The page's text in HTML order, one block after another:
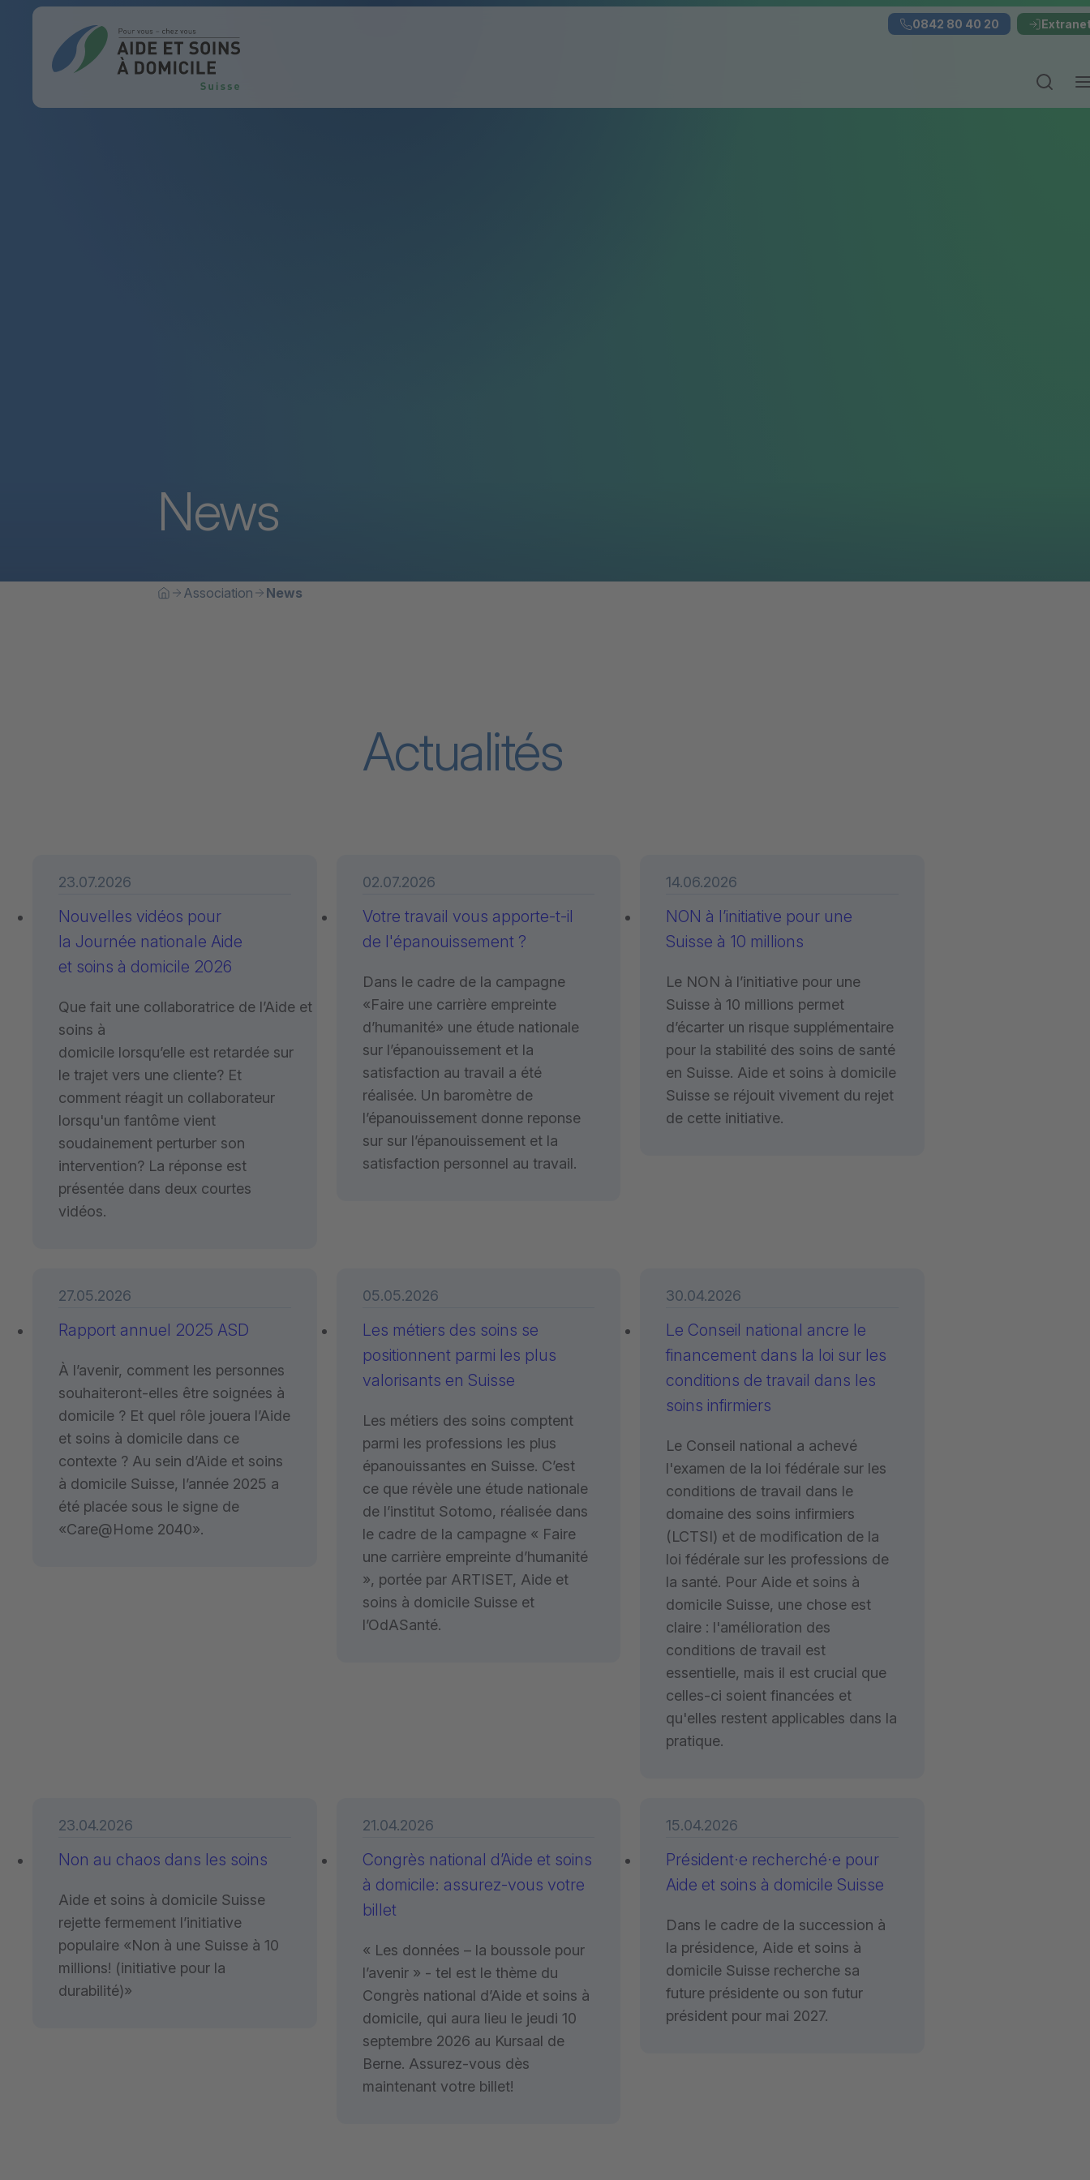
0842 80 40 20
Ouvrir
News
Breadcrumb
Vous êtes ici:
HomeAssociation News
Actualités
Nouvelles vidéos pour
la Journée nationale Aide
et soins à domicile 2026
23.07.2026
Que fait une collaboratrice de l’Aide et
soins à
domicile lorsqu’elle est retardée sur
le trajet vers une cliente? Et
comment réagit un collaborateur
lorsqu'un fantôme vient
soudainement perturber son
intervention? La réponse est
présentée dans deux courtes
vidéos.
Votre travail vous apporte-t-il
de l'épanouissement ?
02.07.2026
Dans le cadre de la campagne
«Faire une carrière empreinte
d’humanité» une étude nationale
sur l’épanouissement et la
satisfaction au travail a été
réalisée. Un baromètre de
l’épanouissement donne reponse
sur sur l’épanouissement et la
satisfaction personnel au travail.
NON à l’initiative pour une
Suisse à 10 millions
14.06.2026
Le NON à l’initiative pour une
Suisse à 10 millions permet
d’écarter un risque supplémentaire
pour la stabilité des soins de santé
en Suisse. Aide et soins à domicile
Suisse se réjouit vivement du rejet
de cette initiative.
Rapport annuel 2025 ASD
27.05.2026
À l’avenir, comment les personnes
souhaiteront-elles être soignées à
domicile ? Et quel rôle jouera l’Aide
et soins à domicile dans ce
contexte ? Au sein d’Aide et soins
à domicile Suisse, l’année 2025 a
été placée sous le signe de
«Care@Home 2040».
Les métiers des soins se
positionnent parmi les plus
valorisants en Suisse
05.05.2026
Les métiers des soins comptent
parmi les professions les plus
épanouissantes en Suisse. C’est
ce que révèle une étude nationale
de l’institut Sotomo, réalisée dans
le cadre de la campagne « Faire
une carrière empreinte d’humanité
», portée par ARTISET, Aide et
soins à domicile Suisse et
l’OdASanté.
Le Conseil national ancre le
financement dans la loi sur les
conditions de travail dans les
soins infirmiers
30.04.2026
Le Conseil national a achevé
l'examen de la loi fédérale sur les
conditions de travail dans le
domaine des soins infirmiers
(LCTSI) et de modification de la
loi fédérale sur les professions de
la santé. Pour Aide et soins à
domicile Suisse, une chose est
claire : l'amélioration des
conditions de travail est
essentielle, mais il est crucial que
celles-ci soient financées et
qu'elles restent applicables dans la
pratique.
Non au chaos dans les soins
23.04.2026
Aide et soins à domicile Suisse
rejette fermement l’initiative
populaire «Non à une Suisse à 10
millions! (initiative pour la
durabilité)»
Congrès national d’Aide et soins
à domicile: assurez-vous votre
billet
21.04.2026
« Les données – la boussole pour
l’avenir » - tel est le thème du
Congrès national d’Aide et soins à
domicile, qui aura lieu le jeudi 10
septembre 2026 au Kursaal de
Berne. Assurez-vous dès
maintenant votre billet!
Président·e recherché·e pour
Aide et soins à domicile Suisse
15.04.2026
Dans le cadre de la succession à
la présidence, Aide et soins à
domicile Suisse recherche sa
future présidente ou son futur
président pour mai 2027.